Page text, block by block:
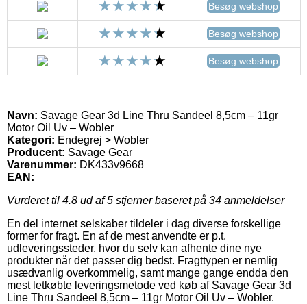
Besøg webshop
Besøg webshop
Besøg webshop
Navn: Savage Gear 3d Line Thru Sandeel 8,5cm – 11gr
Motor Oil Uv – Wobler
Kategori: Endegrej > Wobler
Producent: Savage Gear
Varenummer: DK433v9668
EAN:
Vurderet til 4.8 ud af 5 stjerner baseret på 34 anmeldelser
En del internet selskaber tildeler i dag diverse forskellige
former for fragt. En af de mest anvendte er p.t.
udleveringssteder, hvor du selv kan afhente dine nye
produkter når det passer dig bedst. Fragttypen er nemlig
usædvanlig overkommelig, samt mange gange endda den
mest letkøbte leveringsmetode ved køb af Savage Gear 3d
Line Thru Sandeel 8,5cm – 11gr Motor Oil Uv – Wobler.